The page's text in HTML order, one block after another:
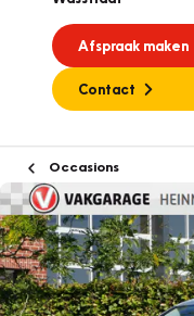
Afspraak maken
Contact
Occasions